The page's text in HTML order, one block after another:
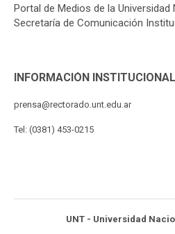
Portal de Medios de la Universidad
Secretaría de Comunicación
INFORMACIÓN INSTITUCIONAL
prensa@rectorado.unt.edu.ar
Tel: (0381) 453-0215
UNT - Universidad